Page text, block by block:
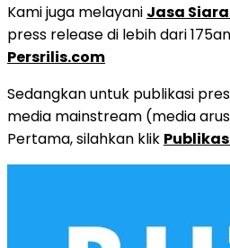
Kami juga melayani Jasa
press release di lebih dari
Persrilis.com
Sedangkan untuk publikasi
media mainstream (media
Pertama, silahkan klik